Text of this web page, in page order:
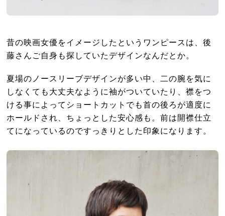
昔の映画女優をイメージしたというワンピースは、後
藤さんご自身も探していたデザインなんだとか。
夏場のノースリーブデザインが多い中、二の腕を気に
しなくても大丈夫なように袖がついていたり、襟をつ
ける事によってショートカットでも首の後ろが適度に
ホールドされ、ちょっとした安心感も。前は開襟仕立
てになっているのですっきりとした印象になります。